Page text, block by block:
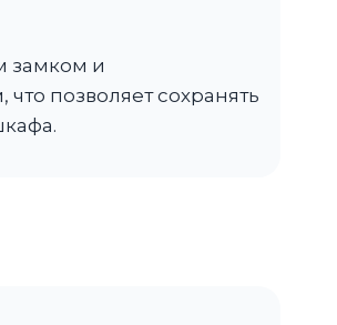
замком и
позволяет сохранять